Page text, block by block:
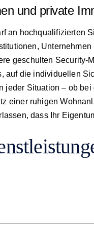
und private
an hochqualifizierten
geschulten Security-
auf die individuellen
jeder Situation – ob
einer ruhigen
dass Ihr